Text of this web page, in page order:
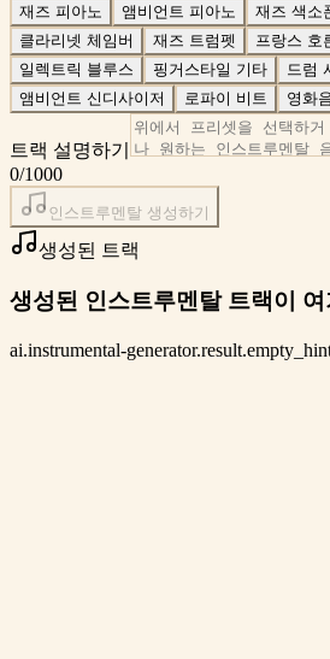
재즈 피아노
앰비언트 피아노 재즈 색소
클라리넷 체임버
재즈 트럼펫 프랑스 호
일렉트릭 블루스
핑거스타일 기타 드럼
앰비언트 신디사이저
로파이 비트 영화
트랙 설명하기
0/1000
인스트루멘탈 생성하기
생성된 트랙
생성된 인스트루멘탈 트랙이
ai.instrumental-